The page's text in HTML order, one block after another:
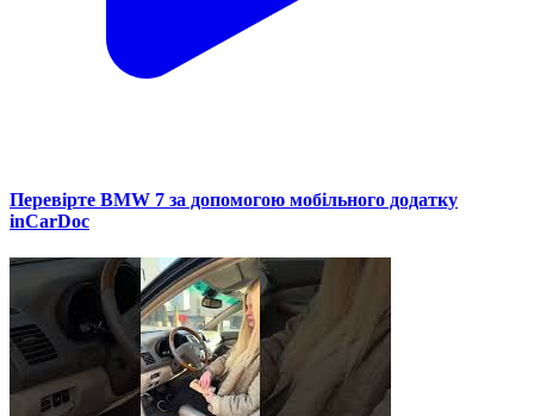
Перевірте BMW 7 за допомогою мобільного додатку
inCarDoc